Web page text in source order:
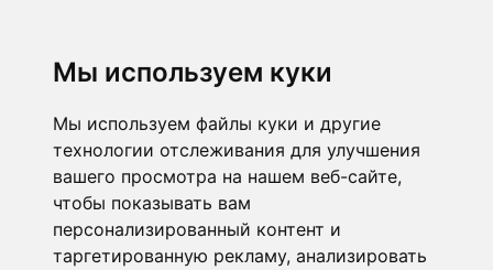
Мы используем куки
Мы используем файлы куки и другие
технологии отслеживания для улучшения
вашего просмотра на нашем веб-сайте,
чтобы показывать вам
персонализированный контент и
таргетированную рекламу, анализировать